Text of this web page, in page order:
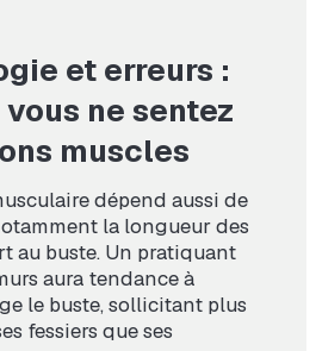
et erreurs :
ne sentez
muscles
dépend aussi de
la longueur des
au buste. Un pratiquant
aura tendance à
le buste, sollicitant plus
fessiers que ses